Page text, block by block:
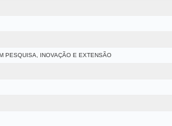
PESQUISA, INOVAÇÃO E EXTENSÃO